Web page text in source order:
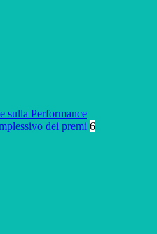
sulla Performance
dei premi 6